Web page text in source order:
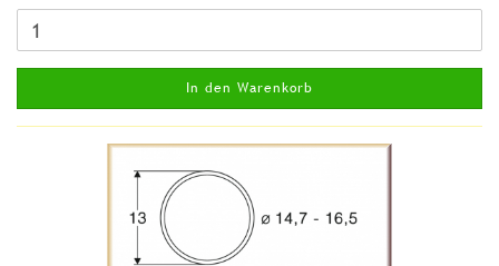
In den Warenkorb